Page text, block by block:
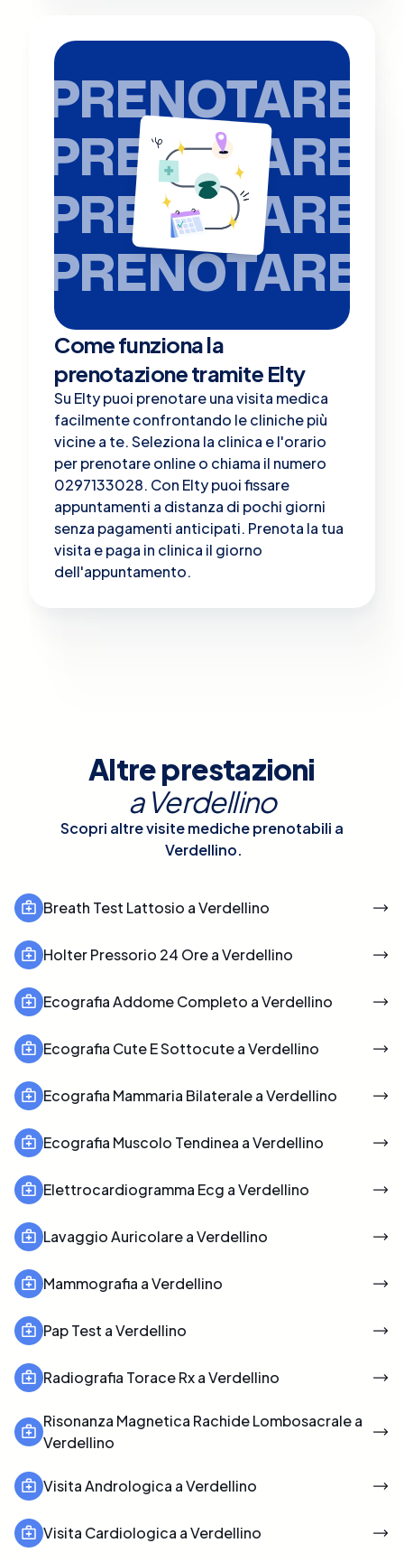
PRENOTARE
PRENOTARE
PRENOTARE
PRENOTARE
Come funziona la
prenotazione tramite Elty
Su Elty puoi prenotare una visita medica
facilmente confrontando le cliniche più
vicine a te. Seleziona la clinica e l'orario
per prenotare online o chiama il numero
0297133028. Con Elty puoi fissare
appuntamenti a distanza di pochi giorni
senza pagamenti anticipati. Prenota la tua
visita e paga in clinica il giorno
dell'appuntamento.
Altre prestazioni
a Verdellino
Scopri altre visite mediche prenotabili a
Verdellino.
Breath Test Lattosio a Verdellino
Holter Pressorio 24 Ore a Verdellino
Ecografia Addome Completo a Verdellino
Ecografia Cute E Sottocute a Verdellino
Ecografia Mammaria Bilaterale a Verdellino
Ecografia Muscolo Tendinea a Verdellino
Elettrocardiogramma Ecg a Verdellino
Lavaggio Auricolare a Verdellino
Mammografia a Verdellino
Pap Test a Verdellino
Radiografia Torace Rx a Verdellino
Risonanza Magnetica Rachide Lombosacrale a
Verdellino
Visita Andrologica a Verdellino
Visita Cardiologica a Verdellino